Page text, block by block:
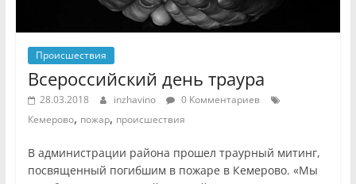
Происшествия
Всероссийский день траура
28.03.2018 inzhavino
0 Комментариев
Кемерово, пожар, происшествия
В администрации района прошел траурный митинг,
посвященный погибшим в пожаре в Кемерово. «Мы